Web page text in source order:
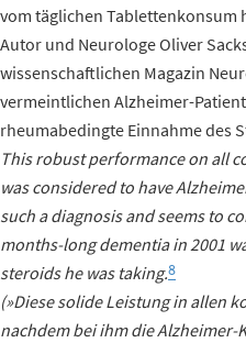
vom täglichen
Autor und Neurologe Oliver
wissenschaftlichen Magazin
vermeintlichen Alzheimer-
rheumabedingte Einnahme des
This robust performance on all
was considered to have
such a diagnosis and seems to
months-long dementia in 2001
steroids he was taking.8
(»Diese solide Leistung in allen
nachdem bei ihm die